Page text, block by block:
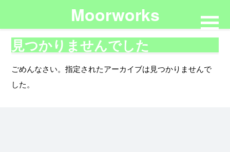
Moorworks
見つかりませんでした
ごめんなさい。指定されたアーカイブは見つかりませんで
した。